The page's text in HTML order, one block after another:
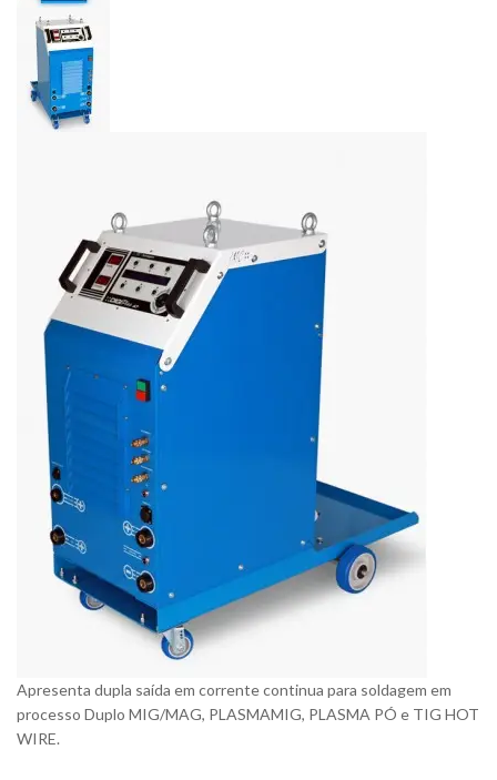
Apresenta dupla saída em corrente continua para soldagem em
processo Duplo MIG/MAG, PLASMAMIG, PLASMA PÓ e TIG HOT
WIRE.